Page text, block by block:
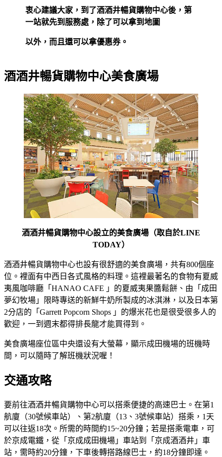
衷心建議大家，到了酒酒井暢貨購物中心後，第
一站就先到服務處，除了可以拿到地圖
以外，而且還可以拿優惠券。
酒酒井暢貨購物中心美食廣場
酒酒井暢貨購物中心設立的美食廣場（取自於LINE
TODAY）
酒酒井暢貨購物中心也設有很舒適的美食廣場，共有800個座
位。裡面有中西日各式風格的料理。這裡最著名的食物有夏威
夷風咖啡廳「HANAO CAFE 」的夏威夷果醬鬆餅、由「成田
夢幻牧場」限時專送的新鮮牛奶所製成的冰淇淋，以及日本第
2分店的「Garrett Popcorn Shops 」的爆米花也是很受很多人的
歡迎，一到週末都得排長龍才能買得到。
美食廣場座位區中央還设有大螢幕，顯示成田機場的班機時
間，可以隨時了解班機狀況喔！
交通攻略
要前往酒酒井暢貨購物中心可以搭乘便捷的高速巴士。在第1
航廈（30號候車站）、第2航廈（13、3號候車站）搭乘，1天
可以往返18次。所需的時間約15~20分鐘；若是搭乘電車，可
於京成電鐵，從「京成成田機場」車站到「京成酒酒井」車
站，需時約20分鐘，下車後轉搭路線巴士，約18分鐘即達。